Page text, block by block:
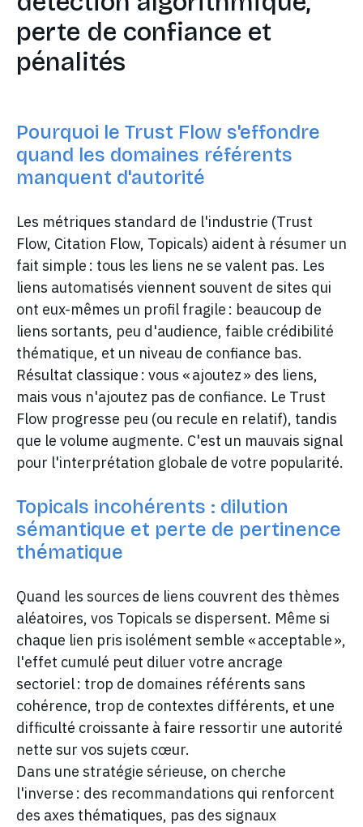
perte de confiance et
pénalités
Pourquoi le Trust Flow s'effondre
quand les domaines référents
manquent d'autorité
Les métriques standard de l'industrie (Trust
Flow, Citation Flow, Topicals) aident à résumer un
fait simple : tous les liens ne se valent pas. Les
liens automatisés viennent souvent de sites qui
ont eux-mêmes un profil fragile : beaucoup de
liens sortants, peu d'audience, faible crédibilité
thématique, et un niveau de confiance bas.
Résultat classique : vous « ajoutez » des liens,
mais vous n'ajoutez pas de confiance. Le Trust
Flow progresse peu (ou recule en relatif), tandis
que le volume augmente. C'est un mauvais signal
pour l'interprétation globale de votre popularité.
Topicals incohérents : dilution
sémantique et perte de pertinence
thématique
Quand les sources de liens couvrent des thèmes
aléatoires, vos Topicals se dispersent. Même si
chaque lien pris isolément semble « acceptable »,
l'effet cumulé peut diluer votre ancrage
sectoriel : trop de domaines référents sans
cohérence, trop de contextes différents, et une
difficulté croissante à faire ressortir une autorité
nette sur vos sujets cœur.
Dans une stratégie sérieuse, on cherche
l'inverse : des recommandations qui renforcent
des axes thématiques, pas des signaux